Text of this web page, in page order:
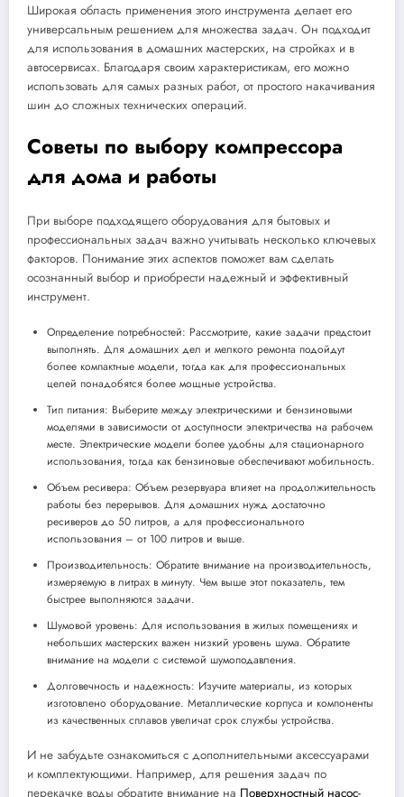
Широкая область применения этого инструмента делает его
универсальным решением для множества задач. Он подходит
для использования в домашних мастерских, на стройках и в
автосервисах. Благодаря своим характеристикам, его можно
использовать для самых разных работ, от простого накачивания
шин до сложных технических операций.
Советы по выбору компрессора
для дома и работы
При выборе подходящего оборудования для бытовых и
профессиональных задач важно учитывать несколько ключевых
факторов. Понимание этих аспектов поможет вам сделать
осознанный выбор и приобрести надежный и эффективный
инструмент.
Определение потребностей: Рассмотрите, какие задачи предстоит
выполнять. Для домашних дел и мелкого ремонта подойдут
более компактные модели, тогда как для профессиональных
целей понадобятся более мощные устройства.
Тип питания: Выберите между электрическими и бензиновыми
моделями в зависимости от доступности электричества на рабочем
месте. Электрические модели более удобны для стационарного
использования, тогда как бензиновые обеспечивают мобильность.
Объем ресивера: Объем резервуара влияет на продолжительность
работы без перерывов. Для домашних нужд достаточно
ресиверов до 50 литров, а для профессионального
использования – от 100 литров и выше.
Производительность: Обратите внимание на производительность,
измеряемую в литрах в минуту. Чем выше этот показатель, тем
быстрее выполняются задачи.
Шумовой уровень: Для использования в жилых помещениях и
небольших мастерских важен низкий уровень шума. Обратите
внимание на модели с системой шумоподавления.
Долговечность и надежность: Изучите материалы, из которых
изготовлено оборудование. Металлические корпуса и компоненты
из качественных сплавов увеличат срок службы устройства.
И не забудьте ознакомиться с дополнительными аксессуарами
и комплектующими. Например, для решения задач по
перекачке воды обратите внимание на Поверхностный насос-